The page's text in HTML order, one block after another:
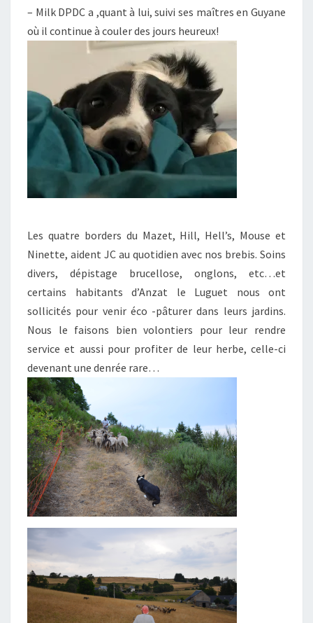
– Milk DPDC a ,quant à lui, suivi ses maîtres en Guyane
où il continue à couler des jours heureux!
Les quatre borders du Mazet, Hill, Hell’s, Mouse et
Ninette, aident JC au quotidien avec nos brebis. Soins
divers, dépistage brucellose, onglons, etc…et
certains habitants d’Anzat le Luguet nous ont
sollicités pour venir éco -pâturer dans leurs jardins.
Nous le faisons bien volontiers pour leur rendre
service et aussi pour profiter de leur herbe, celle-ci
devenant une denrée rare…